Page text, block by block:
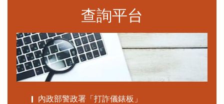
查詢平台
內政部警政署「打詐儀錶板」